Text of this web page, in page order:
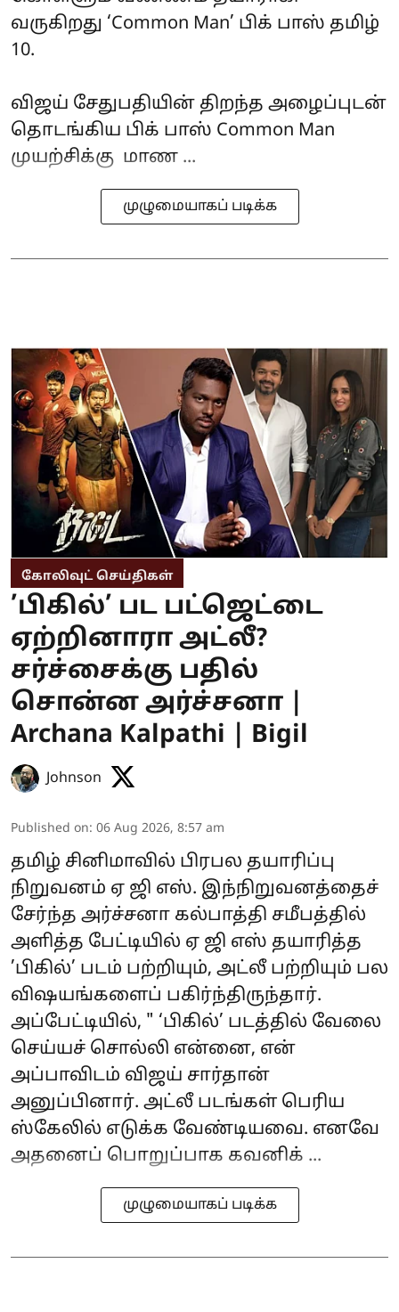
வருகிறது ‘Common Man’ பிக் பாஸ் தமிழ்
10.
விஜய் சேதுபதியின் திறந்த அழைப்புடன்
தொடங்கிய பிக் பாஸ் Common Man
முயற்சிக்கு மாண ...
முழுமையாகப் படிக்க
கோலிவுட் செய்திகள்
’பிகில்’ பட பட்ஜெட்டை
ஏற்றினாரா அட்லீ?
சர்ச்சைக்கு பதில்
சொன்ன அர்ச்சனா |
Archana Kalpathi | Bigil
Johnson
Published on: 06 Aug 2026, 8:57 am
தமிழ் சினிமாவில் பிரபல தயாரிப்பு
நிறுவனம் ஏ ஜி எஸ். இந்நிறுவனத்தைச்
சேர்ந்த அர்ச்சனா கல்பாத்தி சமீபத்தில்
அளித்த பேட்டியில் ஏ ஜி எஸ் தயாரித்த
’பிகில்’ படம் பற்றியும், அட்லீ பற்றியும் பல
விஷயங்களைப் பகிர்ந்திருந்தார்.
அப்பேட்டியில், " ‘பிகில்’ படத்தில் வேலை
செய்யச் சொல்லி என்னை, என்
அப்பாவிடம் விஜய் சார்தான்
அனுப்பினார். அட்லீ படங்கள் பெரிய
ஸ்கேலில் எடுக்க வேண்டியவை. எனவே
அதனைப் பொறுப்பாக கவனிக் ...
முழுமையாகப் படிக்க